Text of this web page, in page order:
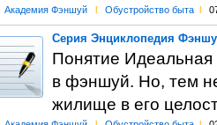
Академия Фэншуй l Обустройство быта l
Серия Энциклопедия
Понятие
в фэншуй. Но, тем
жилище в его